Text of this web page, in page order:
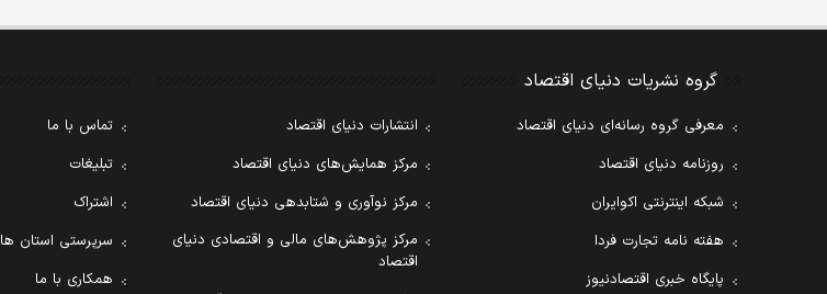
گروه نشریات دنیای اقتصاد
معرفی گروه رسانه‌ای دنیای اقتصاد
روزنامه دنیای اقتصاد
شبکه اینترنتی اکوایران
هفته نامه تجارت فردا
پایگاه خبری اقتصادنیوز
انتشارات دنیای اقتصاد
مرکز همایش‌های دنیای اقتصاد
مرکز نوآوری و شتابدهی دنیای اقتصاد
مرکز پژوهش‌های مالی و اقتصادی دنیای
اقتصاد
تماس با ما
تبلیغات
اشتراک
سرپرستی استان ها
همکاری با ما